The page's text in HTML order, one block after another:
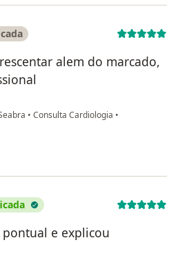
alem do marcado,
• Consulta Cardiologia •
e explicou